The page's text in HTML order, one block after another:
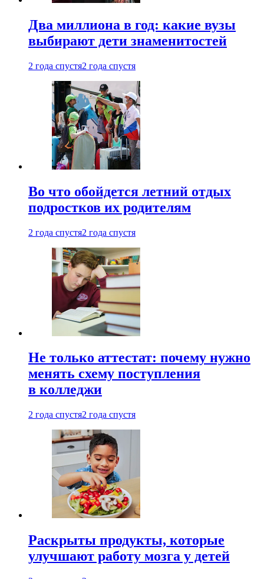
Два миллиона в год: какие вузы
выбирают дети знаменитостей
2 года спустя2 года спустя
Во что обойдется летний отдых
подростков их родителям
2 года спустя2 года спустя
Не только аттестат: почему нужно
менять схему поступления
в колледжи
2 года спустя2 года спустя
Раскрыты продукты, которые
улучшают работу мозга у детей